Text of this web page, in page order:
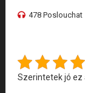
478 Poslouchat
Szerintetek jó ez